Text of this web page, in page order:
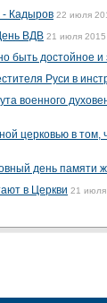
- Кадыров 22 июля
ВДВ 21 июля 2015
быть достойное и
Руси в
военного
церковью в том,
день памяти
в Церкви 21 июля